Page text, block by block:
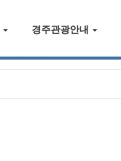
경주관광안내